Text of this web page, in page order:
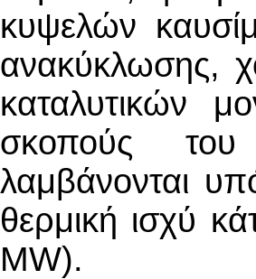
κυψελών
ανακύκλωσης,
καταλυτικών
σκοπούς
λαμβάνονται
θερμική ισχύ
MW).